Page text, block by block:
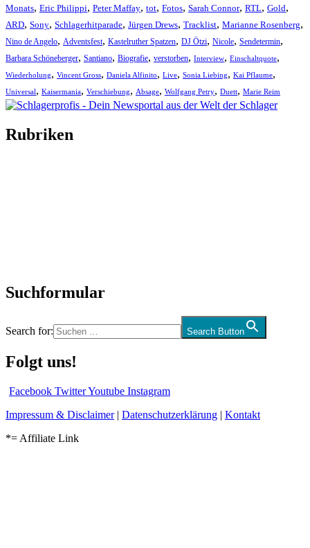
Monats, Eric Philippi, Peter Maffay, tot, Fotos, Sarah Connor, RTL, Gold,
ARD, Sony, Schlagerhitparade, Jürgen Drews, Tracklist, Marianne Rosenberg,
Nino de Angelo, Adventsfest, Kastelruther Spatzen, DJ Ötzi, Nicole, Sendetermin,
Barbara Schöneberger, Santiano, Biografie, verstorben, Interview, Einschaltquote,
Wiederholung, Vincent Gross, Daniela Alfinito, Live, Sonia Liebing, Kai Pflaume,
Universal, Kaisermania, Verschiebung, Absage, Wolfgang Petry, Duett, Marie Reim
Rubriken
Suchformular
Search for: Search Button
Folgt uns!
Facebook TwitterYoutube Instagram
Impressum & Disclaimer| Datenschutzerklärung | Kontakt
*= Affiliate Link